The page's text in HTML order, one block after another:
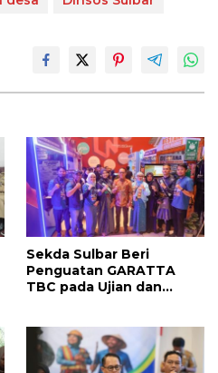
Sekda Sulbar Beri
Penguatan GARATTA
TBC pada Ujian dan